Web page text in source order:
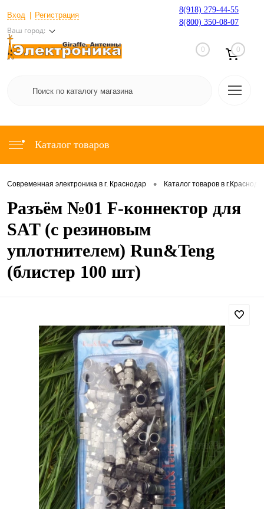
Вход Регистрация
Ваш город:
8(918) 279-44-55
8(800) 350-08-07
0 0
Каталог товаров
Современная электроника в г. Краснодар • Каталог товаров в
Разъём №01 F-коннектор для
SAT (с резиновым
уплотнителем) Run&Teng
(блистер 100 шт)